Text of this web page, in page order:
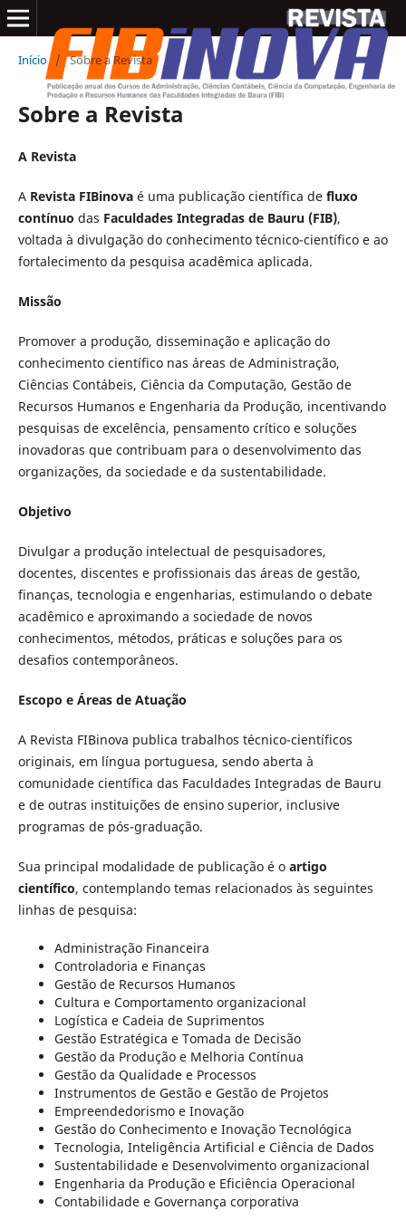
Início / Sobre a Revista
Sobre a Revista
A Revista
A Revista FIBinovaé uma publicação científica de fluxo
contínuo das Faculdades Integradas de Bauru (FIB),
voltada à divulgação do conhecimento técnico-científico e ao
fortalecimento da pesquisa acadêmica aplicada.
Missão
Promover a produção, disseminação e aplicação do
conhecimento científico nas áreas de Administração,
Ciências Contábeis, Ciência da Computação, Gestão de
Recursos Humanos e Engenharia da Produção, incentivando
pesquisas de excelência, pensamento crítico e soluções
inovadoras que contribuam para o desenvolvimento das
organizações, da sociedade e da sustentabilidade.
Objetivo
Divulgar a produção intelectual de pesquisadores,
docentes, discentes e profissionais das áreas de gestão,
finanças, tecnologia e engenharias, estimulando o debate
acadêmico e aproximando a sociedade de novos
conhecimentos, métodos, práticas e soluções para os
desafios contemporâneos.
Escopo e Áreas de Atuação
A Revista FIBinova publica trabalhos técnico-científicos
originais, em língua portuguesa, sendo aberta à
comunidade científica das Faculdades Integradas de Bauru
e de outras instituições de ensino superior, inclusive
programas de pós-graduação.
Sua principal modalidade de publicação é o artigo
científico, contemplando temas relacionados às seguintes
linhas de pesquisa:
Administração Financeira
Controladoria e Finanças
Gestão de Recursos Humanos
Cultura e Comportamento organizacional
Logística e Cadeia de Suprimentos
Gestão Estratégica e Tomada de Decisão
Gestão da Produção e Melhoria Contínua
Gestão da Qualidade e Processos
Instrumentos de Gestão e Gestão de Projetos
Empreendedorismo e Inovação
Gestão do Conhecimento e Inovação Tecnológica
Tecnologia, Inteligência Artificial e Ciência de Dados
Sustentabilidade e Desenvolvimento organizacional
Engenharia da Produção e Eficiência Operacional
Contabilidade e Governança corporativa